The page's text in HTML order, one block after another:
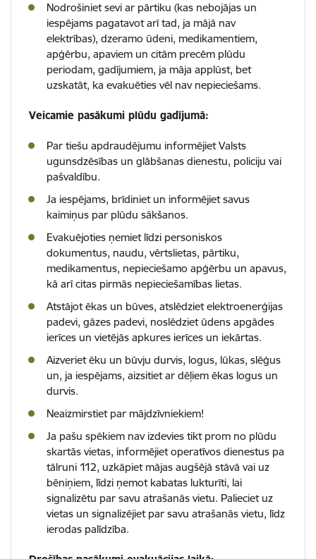
Nodrošiniet sevi ar pārtiku (kas nebojājas un
iespējams pagatavot arī tad, ja mājā nav
elektrības), dzeramo ūdeni, medikamentiem,
apģērbu, apaviem un citām precēm plūdu
periodam, gadījumiem, ja māja applūst, bet
uzskatāt, ka evakuēties vēl nav nepieciešams.
Veicamie pasākumi plūdu gadījumā:
Par tiešu apdraudējumu informējiet Valsts
ugunsdzēsības un glābšanas dienestu, policiju vai
pašvaldību.
Ja iespējams, brīdiniet un informējiet savus
kaimiņus par plūdu sākšanos.
Evakuējoties ņemiet līdzi personiskos
dokumentus, naudu, vērtslietas, pārtiku,
medikamentus, nepieciešamo apģērbu un apavus,
kā arī citas pirmās nepieciešamības lietas.
Atstājot ēkas un būves, atslēdziet elektroenerģijas
padevi, gāzes padevi, noslēdziet ūdens apgādes
ierīces un vietējās apkures ierīces un iekārtas.
Aizveriet ēku un būvju durvis, logus, lūkas, slēģus
un, ja iespējams, aizsitiet ar dēļiem ēkas logus un
durvis.
Neaizmirstiet par mājdzīvniekiem!
Ja pašu spēkiem nav izdevies tikt prom no plūdu
skartās vietas, informējiet operatīvos dienestus pa
tālruni 112, uzkāpiet mājas augšējā stāvā vai uz
bēniņiem, līdzi ņemot kabatas lukturīti, lai
signalizētu par savu atrašanās vietu. Palieciet uz
vietas un signalizējiet par savu atrašanās vietu, līdz
ierodas palīdzība.